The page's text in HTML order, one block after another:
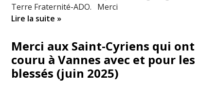
Terre Fraternité-ADO. Merci
Lire la suite »
Merci aux Saint-Cyriens qui ont
couru à Vannes avec et pour les
blessés (juin 2025)